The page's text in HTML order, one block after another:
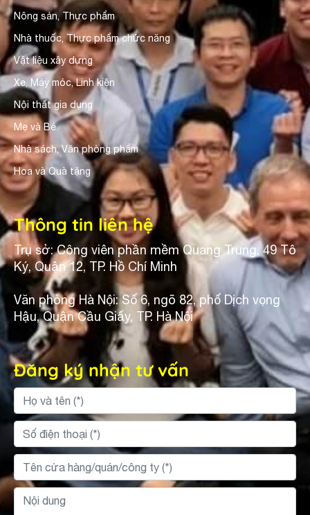
Nông sản, Thực phẩm
Nhà thuốc, Thực phẩm chức năng
Vật liệu xây dựng
Xe, Máy móc, Linh kiện
Nội thất gia dụng
Mẹ và Bé
Nhà sách, Văn phòng phẩm
Hoa và Quà tặng
Thông tin liên hệ
Trụ sở: Công viên phần mềm Quang Trung, 49 Tô
Ký, Quận 12, TP. Hồ Chí Minh
Văn phòng Hà Nội: Số 6, ngõ 82, phố Dịch vọng
Hậu, Quận Cầu Giấy, TP. Hà Nội
Đăng ký nhận tư vấn